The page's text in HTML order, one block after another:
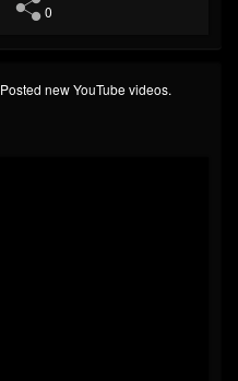
0
Posted new YouTube videos.